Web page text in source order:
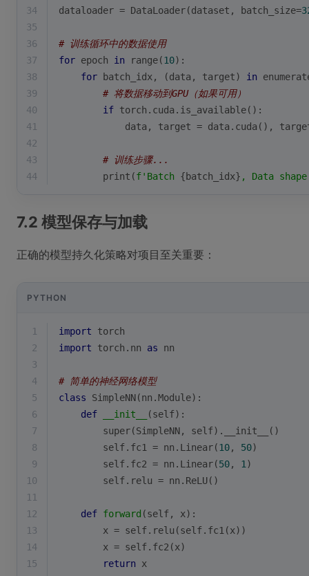
34
dataloader = DataLoader(dataset, batch_size=
35
36
# 训练循环中的数据使用
37
for epoch in range(10):
38
for batch_idx, (data, target) in
39
# 将数据移动到GPU（如果可用）
40
if torch.cuda.is_available():
41
data, target = data.cuda(),
42
43
# 训练步骤...
44
print (f'Batch {batch_idx} , Data
7.2 模型保存与加载
正确的模型持久化策略对项目至关重要：
PYTHON
1 import torch
2
import torch.nn as nn
3
4
# 简单的神经网络模型
5
class SimpleNN(nn.Module):
6
def __init__ (self):
7
super(SimpleNN, self).__init__()
8
        self.fc1 = nn.Linear(
10, 50)
9
        self.fc2 = nn.Linear(
50, 1 )
10
        self.relu = nn.ReLU()
11
12
def forward (self, x):
13
        x = self.relu(self.fc1(x))
14
        x = self.fc2(x)
15
return x